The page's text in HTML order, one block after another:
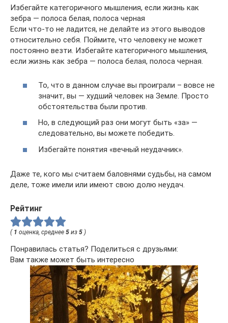
Избегайте категоричного мышления, если жизнь как
зебра — полоса белая, полоса черная
Если что-то не ладится, не делайте из этого выводов
относительно себя. Поймите, что человеку не может
постоянно везти. Избегайте категоричного мышления,
если жизнь как зебра — полоса белая, полоса черная.
То, что в данном случае вы проиграли – вовсе не
значит, вы — худший человек на Земле. Просто
обстоятельства были против.
Но, в следующий раз они могут быть «за» —
следовательно, вы можете победить.
Избегайте понятия «вечный неудачник».
Даже те, кого мы считаем баловнями судьбы, на самом
деле, тоже имели или имеют свою долю неудач.
Рейтинг
( 1 оценка, среднее 5 из 5 )
Понравилась статья? Поделиться с друзьями:
Вам также может быть интересно